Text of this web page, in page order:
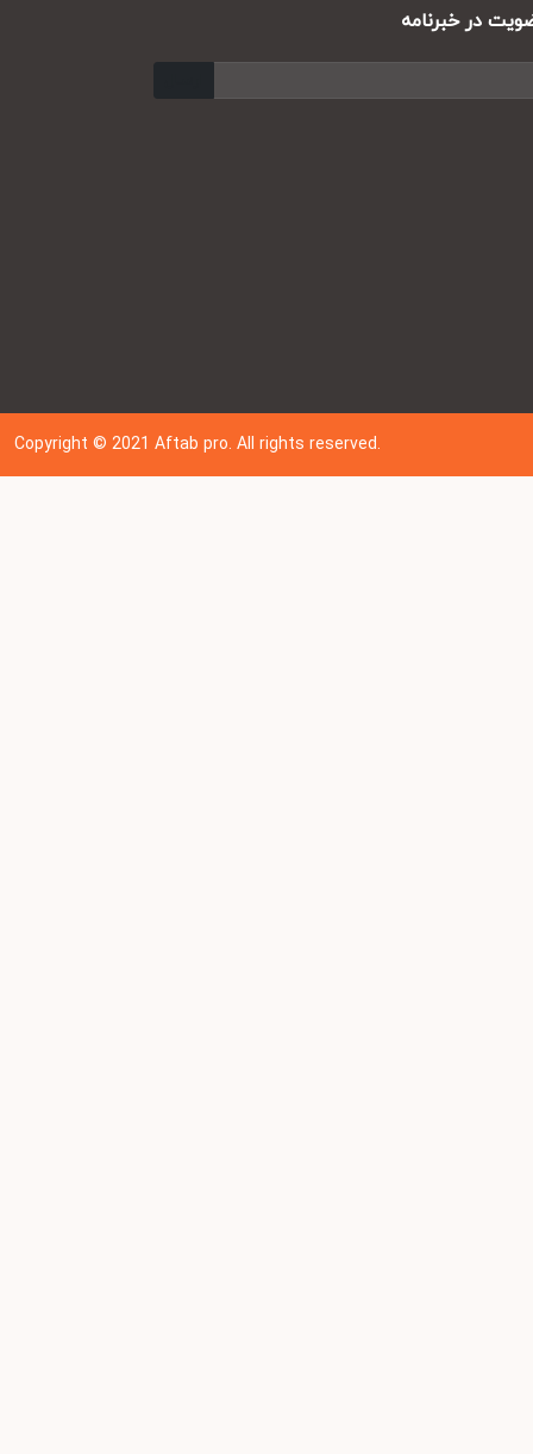
در خبرنامه
Copyright © 202 1Aftab pro. All rights reserved.